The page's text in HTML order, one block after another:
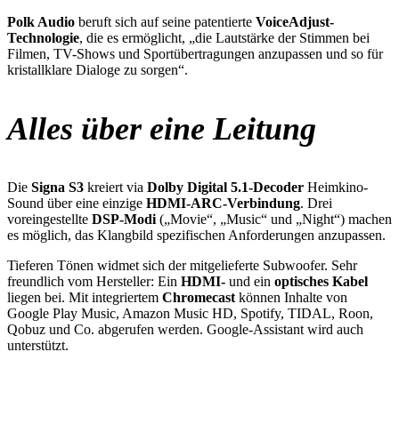
Polk Audio beruft sich auf seine patentierte VoiceAdjust-
Technologie, die es ermöglicht, „die Lautstärke der Stimmen bei
Filmen, TV-Shows und Sportübertragungen anzupassen und so für
kristallklare Dialoge zu sorgen“.
Alles über eine Leitung
Die Signa S3 kreiert via Dolby Digital 5.1-Decoder Heimkino-
Sound über eine einzige HDMI-ARC-Verbindung. Drei
voreingestellte DSP-Modi („Movie“, „Music“ und „Night“) machen
es möglich, das Klangbild spezifischen Anforderungen anzupassen.
Tieferen Tönen widmet sich der mitgelieferte Subwoofer. Sehr
freundlich vom Hersteller: Ein HDMI- und ein optisches Kabel
liegen bei. Mit integriertem Chromecast können Inhalte von
Google Play Music, Amazon Music HD, Spotify, TIDAL, Roon,
Qobuz und Co. abgerufen werden. Google-Assistant wird auch
unterstützt.